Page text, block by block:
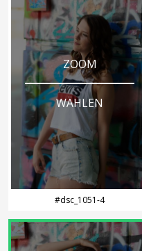
ZOOM
WÄHLEN
#dsc_1051-4